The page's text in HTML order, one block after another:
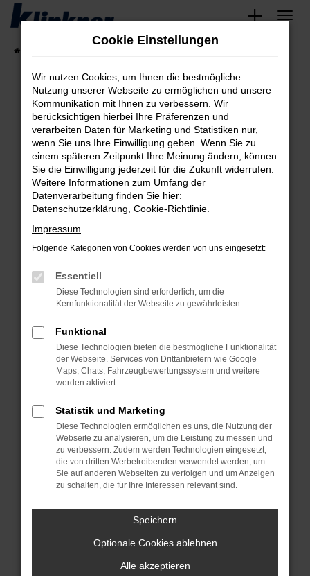
Zum
springen
Fehler: Network Error
Beim Laden ist ein Fehler aufgetreten.
Hier sind ein paar Tipps, die dir helfen können:
Überprüfe deine Firewall und deine
Internetverbindung.
Laden andere Webseiten, zum Beispiel deine
Suchmaschine?
Prüfe deine Browsererweiterungen.
können das Laden bestimmter Seiten
verhindern. Funktioniert die Seite in einem
anderen Browser oder in einem privaten
Starte dein Gerät neu.
Das kann manchmal helfen, vorübergehende
Probleme zu beheben.
Betriebssystem auf dem neuesten Stand
sind.
Veraltete Software birgt nicht nur ein
Sicherheitsrisiko, sondern kann auch dazu
führen, dass bestimmte Funktionen nicht mehr
unterstützt werden.
Wende dich an den Webseitenbetreiber.
Wenn du alle oben genannten Schritte versucht
hast, kontaktiere uns bitte. Wir werden
versuchen, das Problem zu beheben. Du kannst
uns diesen Text schicken, um uns bei der
Cookie Einstellungen
Wir nutzen Cookies, um Ihnen die bestmögliche
Nutzung unserer Webseite zu ermöglichen und unsere
Kommunikation mit Ihnen zu verbessern. Wir
berücksichtigen hierbei Ihre Präferenzen und
verarbeiten Daten für Marketing und Statistiken nur,
wenn Sie uns Ihre Einwilligung geben. Wenn Sie zu
einem späteren Zeitpunkt Ihre Meinung ändern, können
Sie die Einwilligung jederzeit für die Zukunft widerrufen.
Weitere Informationen zum Umfang der
Datenverarbeitung finden Sie hier:
Datenschutzerklärung Cookie-Richtlinie
Impressum
Folgende Kategorien von Cookies werden von uns eingesetzt:
Essentiell
Diese Technologien sind erforderlich, um die
Kernfunktionalität der Webseite zu gewährleisten.
Funktional
Diese Technologien bieten die bestmögliche Funktionalität
der Webseite. Services von Drittanbietern wie Google
Maps, Chats, Fahrzeugbewertungssystem und weitere
werden aktiviert.
Statistik und Marketing
Diese Technologien ermöglichen es uns, die Nutzung der
Webseite zu analysieren, um die Leistung zu messen und
zu verbessern. Zudem werden Technologien eingesetzt,
die von dritten Werbetreibenden verwendet werden, um
Sie auf anderen Webseiten zu verfolgen und um Anzeigen
zu schalten, die für Ihre Interessen relevant sind.
Speichern
Optionale Cookies ablehnen
Alle akzeptieren